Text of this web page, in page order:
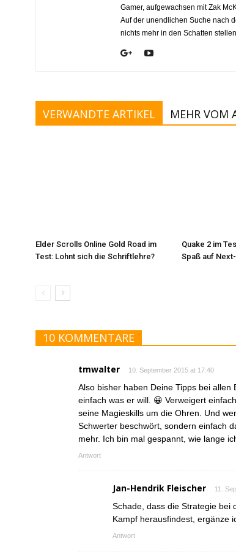
Gamer, aufgewachsen mit Zak
Auf der unendlichen Suche nach
nichts mehr in den Schatten
VERWANDTE ARTIKEL MEHR VOM
Elder Scrolls Online Gold Road im
Test: Lohnt sich die Schriftlehre?
Quake 2 im
Spaß auf
10 KOMMENTARE
tmwalter 10. September 2015 at 17:40
Also bisher haben Deine Tipps bei
einfach was er will. 😀 Verweigert
seine Magieskills um die Ohren. Und
Schwerter beschwört, sondern einfach
mehr. Ich bin mal gespannt, wie lange
Antwort
Jan-Hendrik Fleischer 11.
Schade, dass die Strategie bei
Kampf herausfindest, ergänze
Antwort